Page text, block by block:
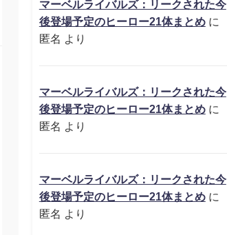
マーベルライバルズ：リークされた今
後登場予定のヒーロー21体まとめに
匿名
より
マーベルライバルズ：リークされた今
後登場予定のヒーロー21体まとめに
匿名 より
マーベルライバルズ：リークされた今
後登場予定のヒーロー21体まとめに
匿名 より